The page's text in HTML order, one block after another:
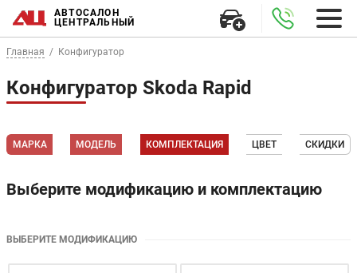
АВТОСАЛОН
ЦЕНТРАЛЬНЫЙ
Главная Конфигуратор
Конфигуратор Skoda Rapid
МАРКА МОДЕЛЬ КОМПЛЕКТАЦИЯ ЦВЕТ СКИДКИ
Выберите модификацию и комплектацию
ВЫБЕРИТЕ МОДИФИКАЦИЮ